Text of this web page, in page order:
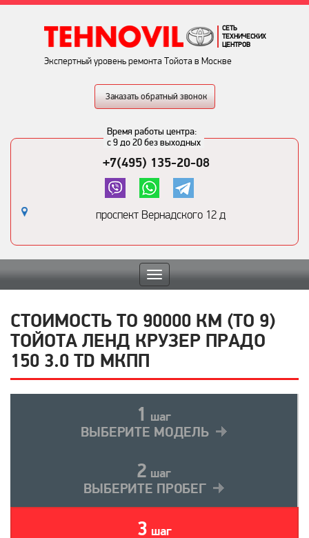
СЕТЬ
ТЕХНИЧЕСКИХ
ЦЕНТРОВ
Экспертный уровень ремонта Тойота в Москве
Заказать обратный звонок
Время работы центра:
с 9 до 20 без выходных
+7(495) 135-20-08
проспект Вернадского 12 д
Toggle
navigation
СТОИМОСТЬ ТО 90000 КМ (ТО 9)
ТОЙОТА ЛЕНД КРУЗЕР ПРАДО
150 3.0 TD МКПП
1 шаг
ВЫБЕРИТЕ МОДЕЛЬ
2 шаг
ВЫБЕРИТЕ ПРОБЕГ
3 шаг